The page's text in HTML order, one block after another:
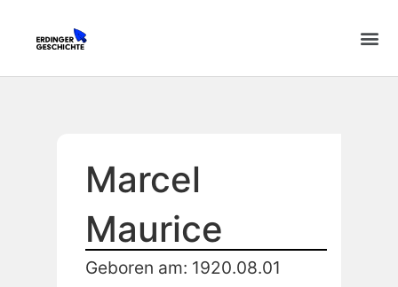
Marcel
Maurice
Geboren am: 1920.08.01